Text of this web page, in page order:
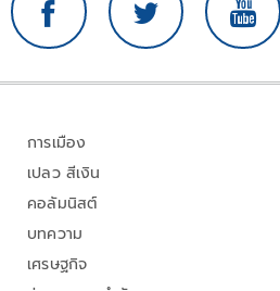
การเมือง
เปลว สีเงิน
คอลัมนิสต์
บทความ
เศรษฐกิจ